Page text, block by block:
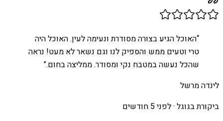
“האוכל הגיע בצורה מסודרת ונעימה לעין. האוכל היה
טרי וטעים ממש והספיק לנו וגם נשאר לא מעט! נראה
שהכל נעשה במטבח נקי ומסודר. ממליצה בחום.”
לינדה מרשל
ביקורת בגוגל ·לפני 5 חודשים